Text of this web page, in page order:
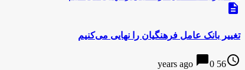
description
تغییر بانک عامل فرهنگیان را نهایی می‌کنیم
access_time
56 years ago
chat_bubble0